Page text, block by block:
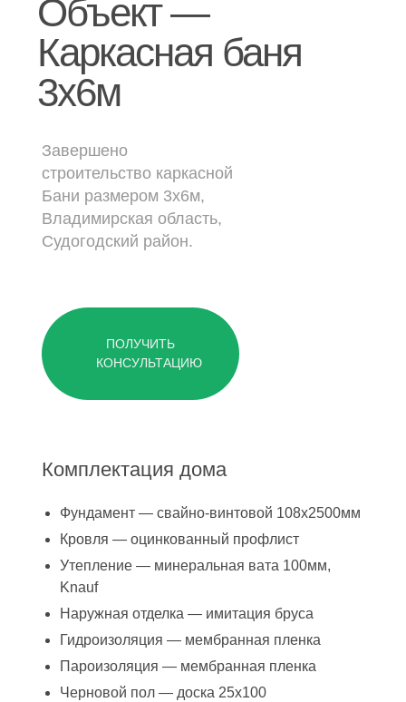
Дачные дома
[ о компании ]
Построенные объекты
Отзывы о компании
Контакты
г. Владимир,
ул. Куйбышева, д.24А
[ наши соцсети ]
Объект —
Каркасная баня
3х6м
Завершено
строительство каркасной
Бани размером 3х6м,
Владимирская область,
Судогодский район.
ПОЛУЧИТЬ
КОНСУЛЬТАЦИЮ
Комплектация дома
Фундамент — свайно-винтовой 108х2500мм
Кровля — оцинкованный профлист
Утепление — минеральная вата 100мм,
Knauf
Наружная отделка — имитация бруса
Гидроизоляция — мембранная пленка
Пароизоляция — мембранная пленка
Черновой пол — доска 25х100